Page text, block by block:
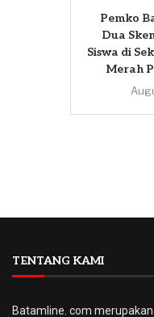
Pemko
Dua
Siswa di
Merah
TENTANG KAMI
Batamline. com